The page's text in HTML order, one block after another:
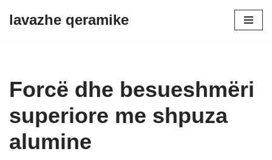
lavazhe qeramike
Forcë dhe besueshmëri
superiore me shpuza
alumine